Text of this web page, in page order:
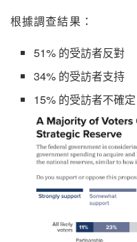
根據調查結果：
51% 的受訪者反對
34% 的受訪者支持
15% 的受訪者不確定